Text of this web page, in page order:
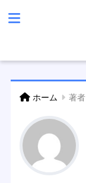
ホーム 著者